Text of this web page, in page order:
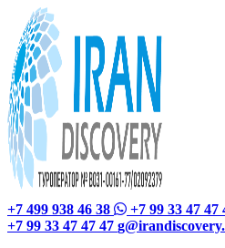
+7 499 938 46 38 +7 99 33 47 47
+7 99 33 47 47 47